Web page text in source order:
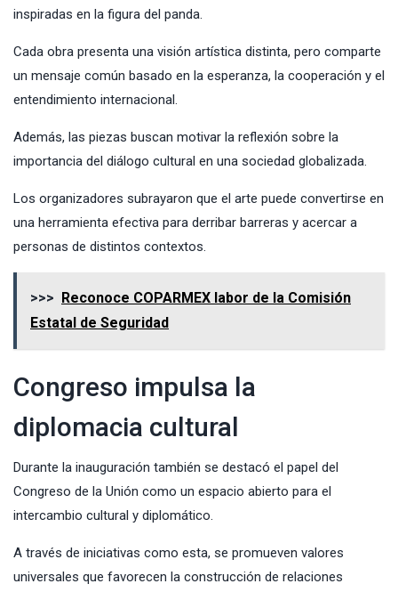
inspiradas en la figura del panda.
Cada obra presenta una visión artística distinta, pero comparte
un mensaje común basado en la esperanza, la cooperación y el
entendimiento internacional.
Además, las piezas buscan motivar la reflexión sobre la
importancia del diálogo cultural en una sociedad globalizada.
Los organizadores subrayaron que el arte puede convertirse en
una herramienta efectiva para derribar barreras y acercar a
personas de distintos contextos.
>>> Reconoce COPARMEX labor de la Comisión
Estatal de Seguridad
Congreso impulsa la
diplomacia cultural
Durante la inauguración también se destacó el papel del
Congreso de la Unión como un espacio abierto para el
intercambio cultural y diplomático.
A través de iniciativas como esta, se promueven valores
universales que favorecen la construcción de relaciones